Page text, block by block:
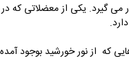
یکی از معضلاتی که در
که از نور خورشید بوجود